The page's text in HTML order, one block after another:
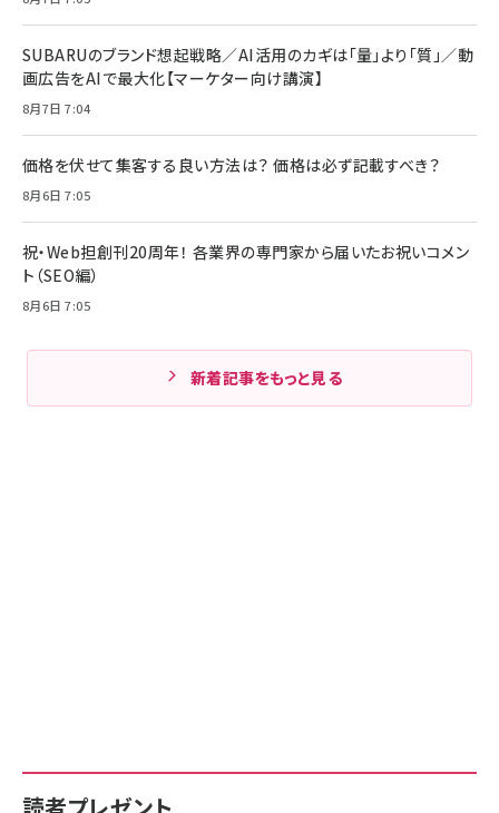
SUBARUのブランド想起戦略／AI活用のカギは「量」より「質」／動
画広告をAIで最大化【マーケター向け講演】
8月7日 7:04
価格を伏せて集客する良い方法は？ 価格は必ず記載すべき？
8月6日 7:05
祝・Web担創刊20周年！ 各業界の専門家から届いたお祝いコメン
ト（SEO編）
8月6日 7:05
新着記事をもっと見る